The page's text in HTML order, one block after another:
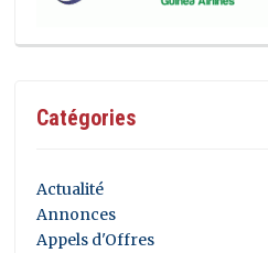
Catégories
Actualité
Annonces
Appels d'Offres